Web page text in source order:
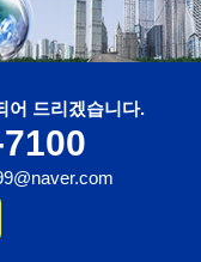
어 드리겠습니다.